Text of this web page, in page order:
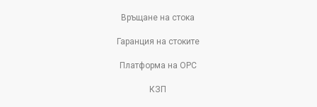
Връщане на стока
Гаранция на стоките
Платформа на ОРС
КЗП